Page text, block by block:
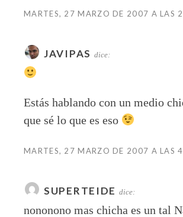
MARTES, 27 MARZO DE 2007 A LAS
JAVIPAS dice:
Estás hablando con un medio
que sé lo que es eso
MARTES, 27 MARZO DE 2007 A LAS
SUPERTEIDE dice:
nononono mas chicha es un tal